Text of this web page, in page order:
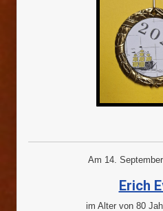
Am 14.
Erich
im Alter von 80